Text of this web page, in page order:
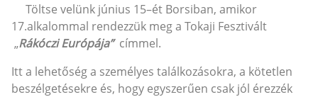
Töltse velünk június 15–ét Borsiban, amikor
17.alkalommal rendezzük meg a Tokaji Fesztivált
„Rákóczi Európája” címmel.
Itt a lehetőség a személyes találkozásokra, a kötetlen
beszélgetésekre és, hogy egyszerűen csak jól érezzék